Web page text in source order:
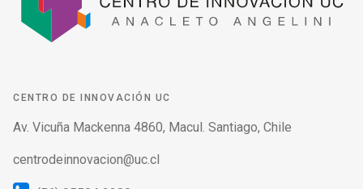
CENTRO DE INNOVACIÓN UC
Av. Vicuña Mackenna 4860, Macul. Santiago, Chile
centrodeinnovacion@uc.cl